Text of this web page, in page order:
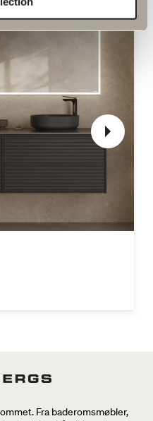
Fra baderomsmøbler,